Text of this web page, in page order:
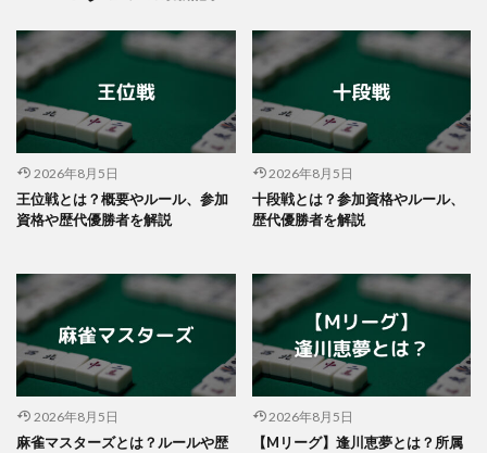
2026年8月5日
王位戦とは？概要やルール、参加
資格や歴代優勝者を解説
2026年8月5日
十段戦とは？参加資格やルール、
歴代優勝者を解説
2026年8月5日
麻雀マスターズとは？ルールや歴
2026年8月5日
【Mリーグ】逢川恵夢とは？所属